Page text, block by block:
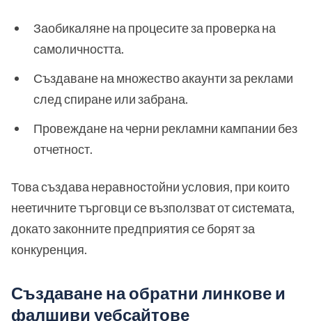
Заобикаляне на процесите за проверка на
самоличността.
Създаване на множество акаунти за реклами
след спиране или забрана.
Провеждане на черни рекламни кампании без
отчетност.
Това създава неравностойни условия, при които
неетичните търговци се възползват от системата,
докато законните предприятия се борят за
конкуренция.
Създаване на обратни линкове и
фалшиви уебсайтове